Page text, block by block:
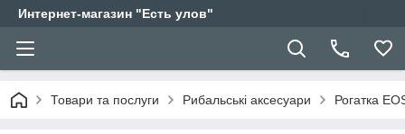
Интернет-магазин "Есть улов"
Товари та послуги Рибальські аксесуари Рогатка